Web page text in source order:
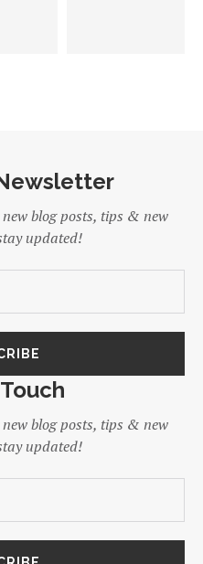
blog posts, tips & new
updated!
blog posts, tips & new
updated!